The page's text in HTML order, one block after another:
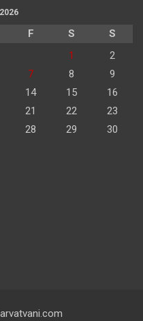
F S
S
1
2
7 8
9
14 15
16
21 22
23
28 29
30